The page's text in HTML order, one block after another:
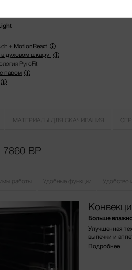
+ MotionReact
в духовом шкафу
PyroFit
паром
МАТЕРИАЛЫ ДЛЯ СКАЧИВАНИЯ
7860 BP
работы Удобные функции Удобство
Больше
Улучшенная
выпечки и
Подробнее